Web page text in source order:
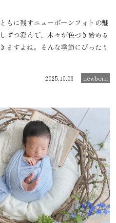
もに残すニューボーンフォトの魅
ずつ澄んで、木々が色づき始める
ますよね。そんな季節にぴったり
2025.10.03 newborn